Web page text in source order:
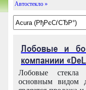
Автостекло »
Лобовые и
компаниии
Лобовые
основным видом